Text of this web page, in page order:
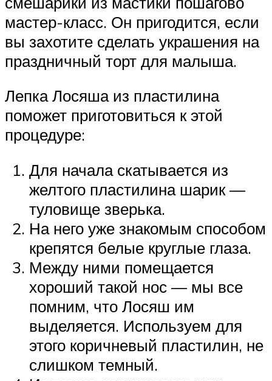
мастер-класс. Он пригодится, если
вы захотите сделать украшения на
праздничный торт для малыша.
Лепка Лосяша из пластилина
поможет приготовиться к этой
процедуре:
Для начала скатывается из
желтого пластилина шарик —
туловище зверька.
На него уже знакомым способом
крепятся белые круглые глаза.
Между ними помещается
хороший такой нос — мы все
помним, что Лосяш им
выделяется. Используем для
этого коричневый пластилин, не
слишком темный.